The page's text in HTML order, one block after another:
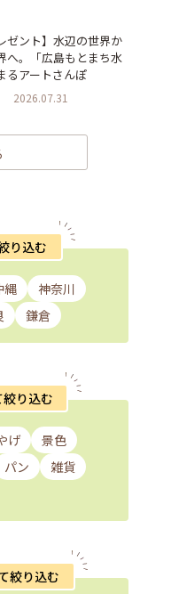
ゼント】水辺の世界か
へ。「広島もとまち水
るアートさんぽ
2026.07.31
り込む
縄
神奈川
鎌倉
り込む
げ
景色
パン
雑貨
絞り込む